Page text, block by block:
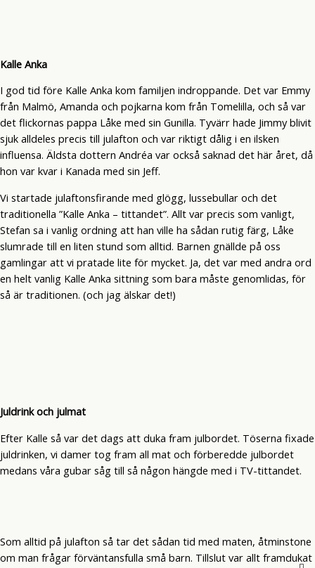
Kalle Anka
I god tid före Kalle Anka kom familjen indroppande. Det var Emmy
från Malmö, Amanda och pojkarna kom från Tomelilla, och så var
det flickornas pappa Låke med sin Gunilla. Tyvärr hade Jimmy blivit
sjuk alldeles precis till julafton och var riktigt dålig i en ilsken
influensa. Äldsta dottern Andréa var också saknad det här året, då
hon var kvar i Kanada med sin Jeff.
Vi startade julaftonsfirande med glögg, lussebullar och det
traditionella ”Kalle Anka – tittandet”. Allt var precis som vanligt,
Stefan sa i vanlig ordning att han ville ha sådan rutig färg, Låke
slumrade till en liten stund som alltid. Barnen gnällde på oss
gamlingar att vi pratade lite för mycket. Ja, det var med andra ord
en helt vanlig Kalle Anka sittning som bara måste genomlidas, för
så är traditionen. (och jag älskar det!)
Juldrink och julmat
Efter Kalle så var det dags att duka fram julbordet. Töserna fixade
juldrinken, vi damer tog fram all mat och förberedde julbordet
medans våra gubar såg till så någon hängde med i TV-tittandet.
Som alltid på julafton så tar det sådan tid med maten, åtminstone
om man frågar förväntansfulla små barn. Tillslut var allt framdukat